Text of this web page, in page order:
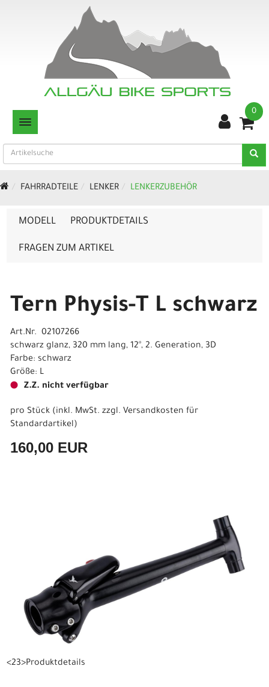
TOGGLE NAVIGATION
0
FAHRRADTEILE LENKER LENKERZUBEHÖR
MODELL PRODUKTDETAILS
FRAGEN ZUM ARTIKEL
Tern Physis-T L schwarz
Art.Nr. 02107266
schwarz glanz, 320 mm lang, 12°, 2. Generation, 3D
Farbe: schwarz
Größe: L
Z.Z. nicht verfügbar
pro Stück (inkl. MwSt. zzgl. Versandkosten für
Standardartikel)
160,00 EUR
<23>Produktdetails